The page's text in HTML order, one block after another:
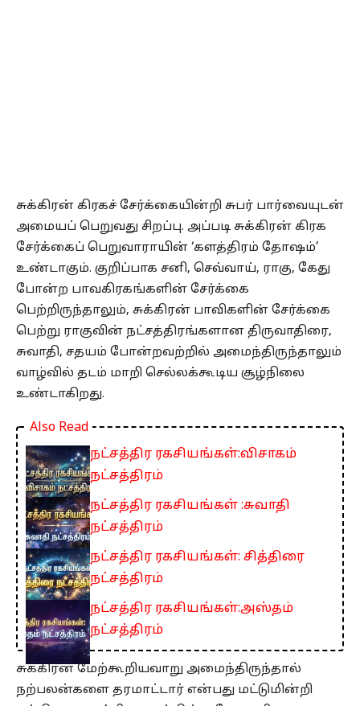
சுக்கிரன் கிரகச் சேர்க்கையின்றி சுபர் பார்வையுடன்
அமையப் பெறுவது சிறப்பு. அப்படி சுக்கிரன் கிரக
சேர்க்கைப் பெறுவாராயின் ‘களத்திரம் தோஷம்’
உண்டாகும். குறிப்பாக சனி, செவ்வாய், ராகு, கேது
போன்ற பாவகிரகங்களின் சேர்க்கை
பெற்றிருந்தாலும், சுக்கிரன் பாவிகளின் சேர்க்கை
பெற்று ராகுவின் நட்சத்திரங்களான திருவாதிரை,
சுவாதி, சதயம் போன்றவற்றில் அமைந்திருந்தாலும்
வாழ்வில் தடம் மாறி செல்லக்கூடிய சூழ்நிலை
உண்டாகிறது.
Also Read
நட்சத்திர ரகசியங்கள்:விசாகம்
நட்சத்திரம்
நட்சத்திர ரகசியங்கள் :சுவாதி
நட்சத்திரம்
நட்சத்திர ரகசியங்கள்: சித்திரை
நட்சத்திரம்
நட்சத்திர ரகசியங்கள்:அஸ்தம்
நட்சத்திரம்
சுக்கிரன் மேற்கூறியவாறு அமைந்திருந்தால்
நற்பலன்களை தரமாட்டார் என்பது மட்டுமின்றி